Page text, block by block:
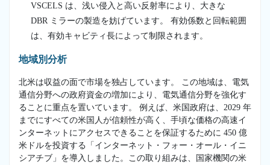
VSCELS は、浅い侵入と高い反射率により、大きな
DBR ミラーの製造を妨げています。 有効係数と回転範囲
は、有効キャビティ長によって制限されます。
地域別分析
北米は収益の面で市場を独占しています。 この地域は、電気
通信分野への政府資金の増加により、電気通信分野を強化す
ることに重点を置いています。 例えば、米国政府は、2029 年
までにすべての米国人が信頼性が高く、手頃な価格の高速イ
ンターネットにアクセスできることを保証するために 450 億
米ドルを投資する「インターネット・フォー・オール・イニ
シアチブ」を導入しました。この取り組みは、国家機関の米